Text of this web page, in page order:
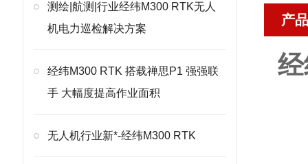
测绘|航测|行业经纬M300 RTK无人
机电力巡检解决方案
经纬M300 RTK 搭载禅思P1 强强联
手 大幅度提高作业面积
无人机行业新*-经纬M300 RTK
产